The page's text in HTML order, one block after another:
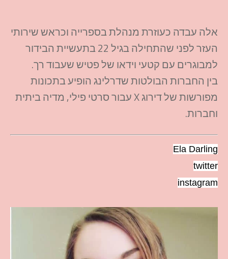
אלה עבדה כעוזרת מנהלת בספרייה וכראש שירותי
העזר לפני שהתחילה בגיל 22 בתעשיית הבידור
למבוגרים עם קטעי וידאו של פטיש שעבוד רך.
בין החברות הבולטות שדרלינג הופיע בתכונות
מפורשות של דירוג X עבור סרטי פילי, מדיה ביתית
וחברות.
Ela Darling
twitter
instagram